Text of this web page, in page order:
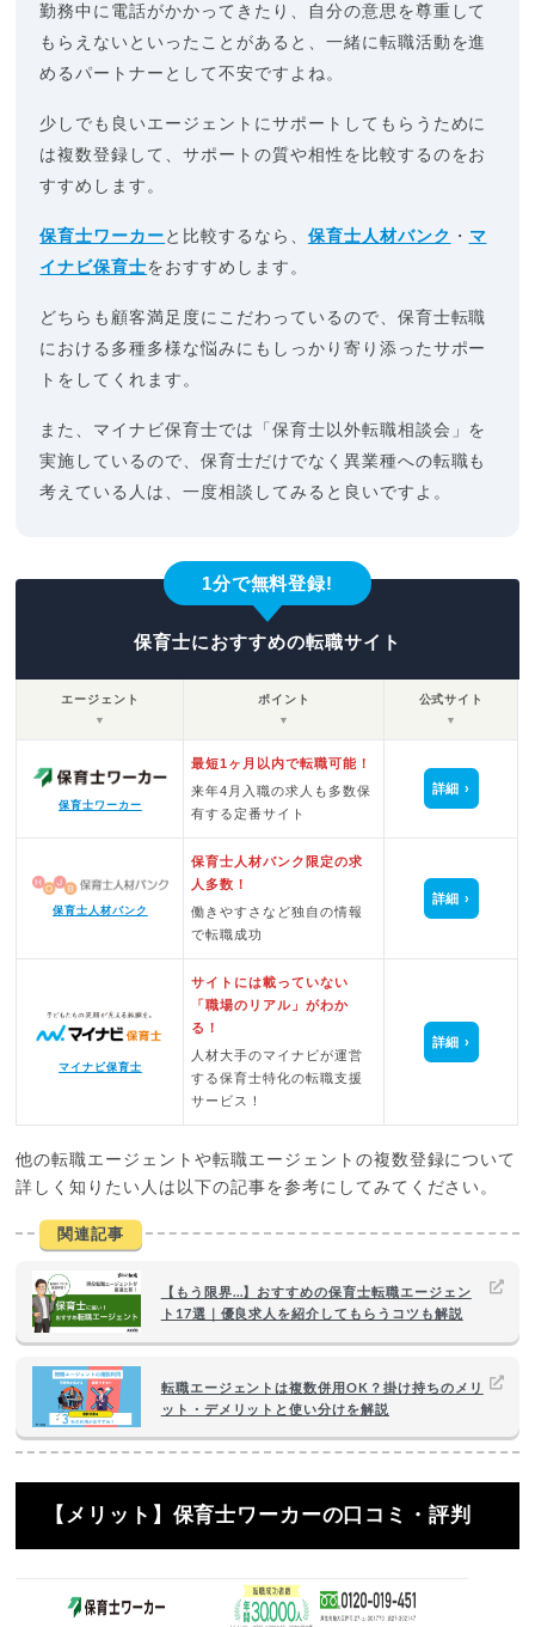
勤務中に電話がかかってきたり、自分の意思を尊重して
もらえないといったことがあると、一緒に転職活動を進
めるパートナーとして不安ですよね。
少しでも良いエージェントにサポートしてもらうために
は複数登録して、サポートの質や相性を比較するのをお
すすめします。
保育士ワーカー と比較するなら、 保育士人材バンク ・ マ
イナビ保育士をおすすめします。
どちらも顧客満足度にこだわっているので、保育士転職
における多種多様な悩みにもしっかり寄り添ったサポー
トをしてくれます。
また、マイナビ保育士では「保育士以外転職相談会」を
実施しているので、保育士だけでなく異業種への転職も
考えている人は、一度相談してみると良いですよ。
1分で無料登録!
保育士におすすめの転職サイト
エージェント
▼
ポイント
▼
公式サイト
▼
保育士ワーカー
最短1ヶ月以内で転職可能！
来年4月入職の求人も多数保
有する定番サイト
詳細
保育士人材バンク
保育士人材バンク限定の求
人多数！
働きやすさなど独自の情報
で転職成功
詳細
マイナビ保育士
サイトには載っていない
「職場のリアル」がわか
る！
人材大手のマイナビが運営
する保育士特化の転職支援
サービス！
詳細
他の転職エージェントや転職エージェントの複数登録について
詳しく知りたい人は以下の記事を参考にしてみてください。
関連記事
【もう限界…】おすすめの保育士転職エージェン
ト17選｜優良求人を紹介してもらうコツも解説
転職エージェントは複数併用OK？掛け持ちのメリ
ット・デメリットと使い分けを解説
【メリット】保育士ワーカーの口コミ・評判